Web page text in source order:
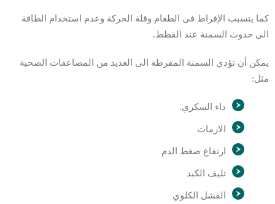
كما يتسبب الإفراط فى الطعام وقلة الحركة وعدم استخدام الطاقة
الى حدوث السمنة عند القطط.
يمكن أن تؤدي السمنة المفرطة الى العديد من المضاعفات الصحية
مثل:
داء السكري.
الازمات
ارتفاع ضغط الدم
تليف الكبد
الفشل الكلوي